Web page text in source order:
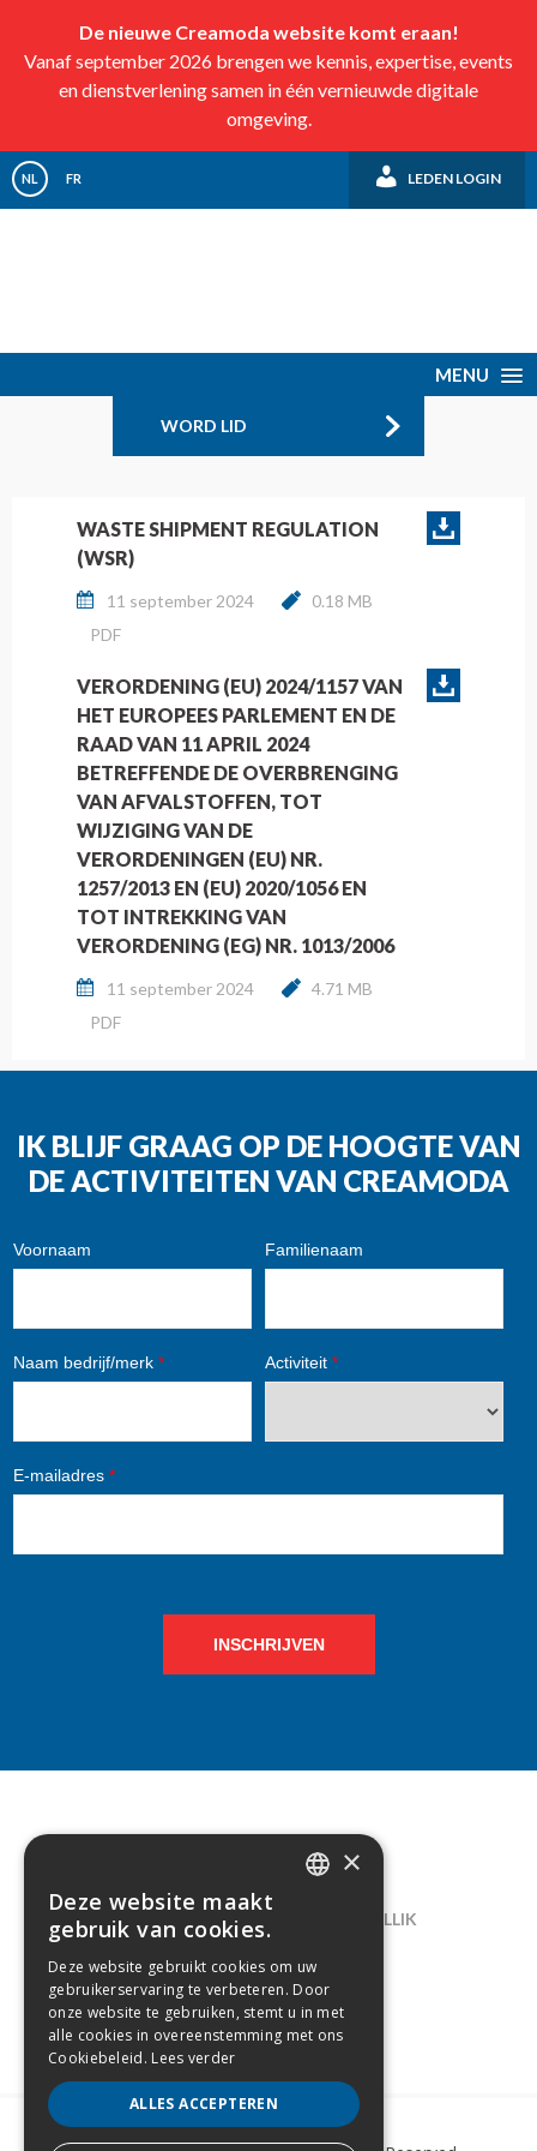
De nieuwe Creamoda website komt eraan!
Vanaf september 2026 brengen we kennis, expertise, events
en dienstverlening samen in één vernieuwde digitale
omgeving.
NL FR LEDEN LOGIN
MENU
WORD LID
WASTE SHIPMENT REGULATION
(WSR)
11 september 2024
0.18 MB
PDF
VERORDENING (EU) 2024/1157 VAN
HET EUROPEES PARLEMENT EN DE
RAAD VAN 11 APRIL 2024
BETREFFENDE DE OVERBRENGING
VAN AFVALSTOFFEN, TOT
WIJZIGING VAN DE
VERORDENINGEN (EU) NR.
1257/2013 EN (EU) 2020/1056 EN
TOT INTREKKING VAN
VERORDENING (EG) NR. 1013/2006
11 september 2024
4.71 MB
PDF
IK BLIJF GRAAG OP DE HOOGTE VAN
DE ACTIVITEITEN VAN CREAMODA
Voornaam Familienaam
Naam bedrijf/merk * Activiteit *
E-mailadres *
INSCHRIJVEN
CONTACT
LELIEGAARDE 22, B-1731 ZELLIK
02/238.10.11
INFO@CREAMODA.BE
BE0407.694.265
×
Deze website maakt
gebruik van cookies.
Deze website gebruikt cookies om uw
gebruikerservaring te verbeteren. Door
onze website te gebruiken, stemt u in met
alle cookies in overeenstemming met ons
Cookiebeleid. Lees verder
ALLES ACCEPTEREN